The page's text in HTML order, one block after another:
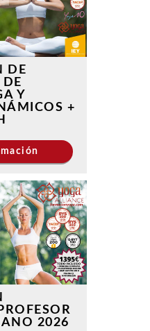
DE
DE
Y
+
2026